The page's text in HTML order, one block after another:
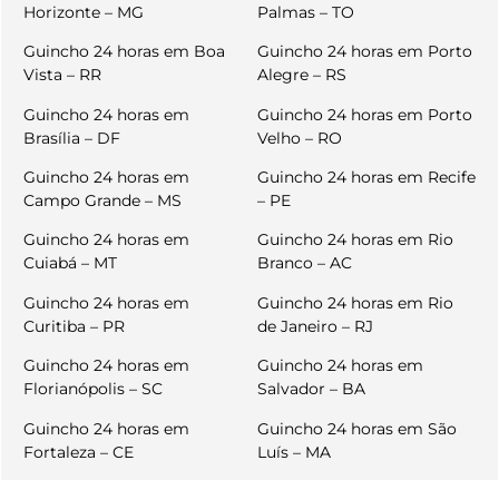
Horizonte – MG
Guincho 24 horas em Boa
Vista – RR
Guincho 24 horas em
Brasília – DF
Guincho 24 horas em
Campo Grande – MS
Guincho 24 horas em
Cuiabá – MT
Guincho 24 horas em
Curitiba – PR
Guincho 24 horas em
Florianópolis – SC
Guincho 24 horas em
Fortaleza – CE
Palmas – TO
Guincho 24 horas em Porto
Alegre – RS
Guincho 24 horas em Porto
Velho – RO
Guincho 24 horas em Recife
– PE
Guincho 24 horas em Rio
Branco – AC
Guincho 24 horas em Rio
de Janeiro – RJ
Guincho 24 horas em
Salvador – BA
Guincho 24 horas em São
Luís – MA